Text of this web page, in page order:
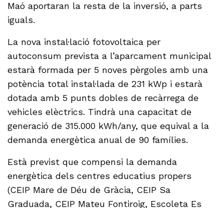
Maó aportaran la resta de la inversió, a parts
iguals.
La nova instal·lació fotovoltaica per
autoconsum prevista a l’aparcament municipal
estarà formada per 5 noves pèrgoles amb una
potència total instal·lada de 231 kWp i estarà
dotada amb 5 punts dobles de recàrrega de
vehicles elèctrics. Tindrà una capacitat de
generació de 315.000 kWh/any, que equival a la
demanda energètica anual de 90 famílies.
Està previst que compensi la demanda
energètica dels centres educatius propers
(CEIP Mare de Déu de Gràcia, CEIP Sa
Graduada, CEIP Mateu Fontiroig, Escoleta Es